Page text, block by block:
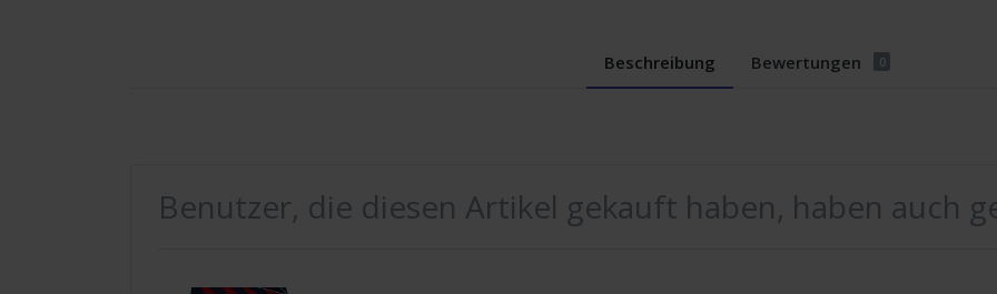
Beschreibung Bewertungen 0
Benutzer, die diesen Artikel gekauft haben, haben auch